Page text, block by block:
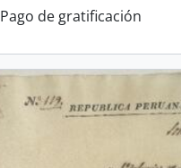
Pago de gratificación